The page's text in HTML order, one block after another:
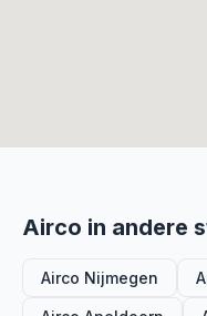
Airco in andere
Airco Nijmegen